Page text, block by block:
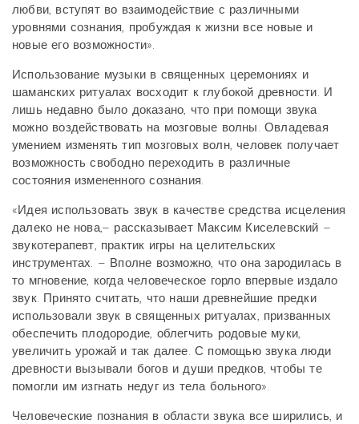
любви, вступят во взаимодействие с различными
уровнями сознания, пробуждая к жизни все новые и
новые его возможности».
Использование музыки в священных церемониях и
шаман­ских ритуалах восходит к глубокой древности. И
лишь недавно было доказано, что при помощи звука
можно воздейство­вать на мозговые волны. Овладевая
умением изменять тип мозговых волн, человек получает
возможность свободно переходить в различные
состояния измененного сознания.
«Идея использовать звук в качестве средства исцеления
далеко не нова,– рассказывает Максим Киселевский –
звукотерапевт, практик игры на целительских
инструментах. – Вполне возможно, что она зародилась в
то мгновение, когда человеческое горло впервые издало
звук. Принято считать, что наши древнейшие предки
использо­вали звук в священных ритуалах, призванных
обеспечить плодородие, облегчить родовые муки,
увеличить урожай и так далее. С помощью звука люди
древности вызывали богов и души предков, чтобы те
помогли им изгнать недуг из тела больного».
Человеческие познания в области звука все ширились, и